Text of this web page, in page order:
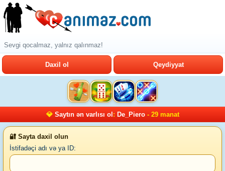
Sevgi qocalmaz, yalnız qalınmaz!
Daxil ol Qeydiyyat
💎 Saytın ən varlısı ol : De_Piero- 29 manat
🔐 Sayta daxil olun
İstifadəçi adı və ya ID: